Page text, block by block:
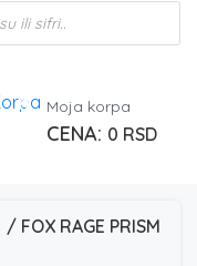
0 Moja korpa
0 RSD
/ FOX RAGE PRISM